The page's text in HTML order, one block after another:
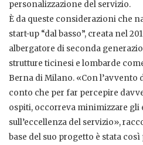
personalizzazione del servizio.
È da queste considerazioni che
start-up “dal basso”, creata nel
albergatore di seconda
strutture ticinesi e lombarde
Berna di Milano. «Con l’avvento
conto che per far percepire
ospiti, occorreva minimizzare gli
sull’eccellenza del servizio»,
base del suo progetto è stata